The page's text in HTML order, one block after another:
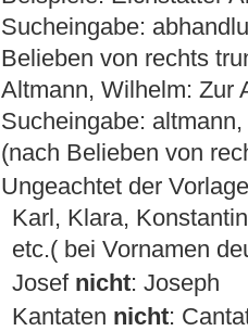
Sucheingabe:
Belieben von rechts
Altmann, Wilhelm: Zur
Sucheingabe:
(nach Belieben von
Ungeachtet der
Karl, Klara,
etc.( bei Vornamen
Josef nicht: Joseph
Kantaten nicht: